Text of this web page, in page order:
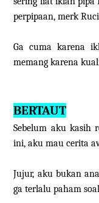
perpipaan, merk
Ga cuma karena
memang karena
BERTAUT
Sebelum aku kasih
ini, aku mau cerita
Jujur, aku bukan
ga terlalu paham